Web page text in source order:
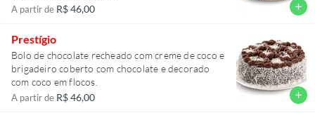
A partir de R$ 46,00 add
Prestígio
Bolo de chocolate recheado com creme de coco e
brigadeiro coberto com chocolate e decorado
com coco em flocos.
A partir de R$ 46,00 add